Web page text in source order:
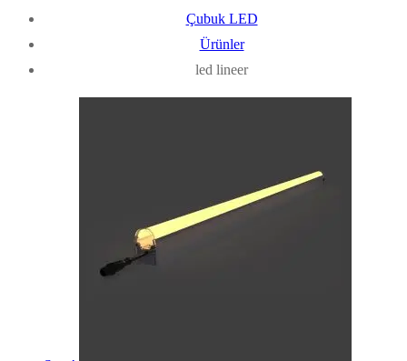
Çubuk LED
Ürünler
led lineer